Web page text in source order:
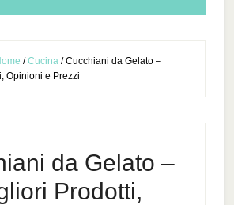
/ Cucina /Cucchiani da Gelato –
Opinioni e Prezzi
da Gelato –
Prodotti,